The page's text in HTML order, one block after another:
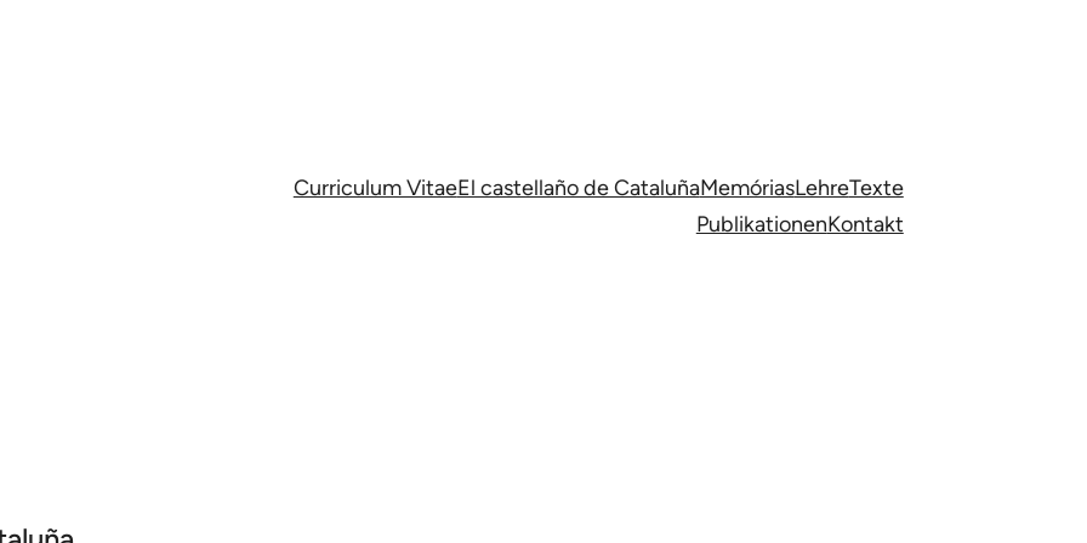
Curriculum VitaeEl castellaño de CataluñaMemóriasLehreTexte
PublikationenKontakt